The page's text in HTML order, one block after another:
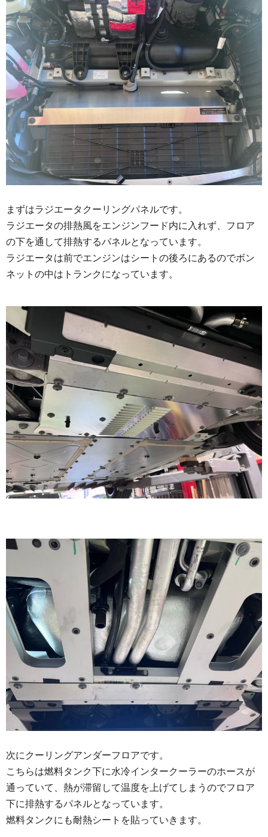
まずはラジエータクーリングパネルです。
ラジエータの排熱風をエンジンフード内に入れず、フロア
の下を通して排熱するパネルとなっています。
ラジエータは前でエンジンはシートの後ろにあるのでボン
ネットの中はトランクになっています。
次にクーリングアンダーフロアです。
こちらは燃料タンク下に水冷インタークーラーのホースが
通っていて、熱が滞留して温度を上げてしまうのでフロア
下に排熱するパネルとなっています。
燃料タンクにも耐熱シートを貼っていきます。